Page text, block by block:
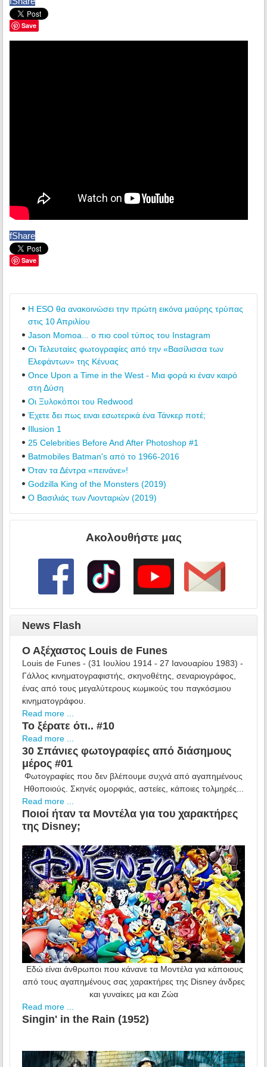
Save
fShare
Save
Η ESO θα ανακοινώσει την πρώτη εικόνα μαύρης τρύπας
στις 10 Απριλίου
Jason Momoa... ο πιο cool τύπος του Instagram
Οι Τελευταίες φωτογραφίες από την «Βασίλισσα των
Ελεφάντων» της Κένυας
Once Upon a Time in the West - Μια φορά κι έναν καιρό
στη Δύση
Οι Ξυλοκόποι του Redwood
Έχετε δει πως ειναι εσωτερικά ένα Τάνκερ ποτέ;
Illusion 1
25 Celebrities Before And After Photoshop #1
Batmobiles Batman's από το 1966-2016
Όταν τα Δέντρα «πεινάνε»!
Godzilla King of the Monsters (2019)
Ο Βασιλιάς των Λιονταριών (2019)
Ακολουθήστε μας
News Flash
Ο Αξέχαστος Louis de Funes
Louis de Funes - (31 Ιουλίου 1914 - 27 Ιανουαρίου 1983) -
Γάλλος κινηματογραφιστής, σκηνοθέτης, σεναριογράφος,
ένας από τους μεγαλύτερους κωμικούς του παγκόσμιου
κινηματογράφου.
Read more ...
Το ξέρατε ότι.. #10
Read more ...
30 Σπάνιες φωτογραφίες από διάσημους
μέρος #01
Φωτογραφίες που δεν βλέπουμε συχνά από αγαπημένους
Ηθοποιούς. Σκηνές ομορφιάς, αστείες, κάποιες τολμηρές...
Read more ...
Ποιοί ήταν τα Μοντέλα για του χαρακτήρες
της Disney;
Εδώ είναι άνθρωποι που κάνανε τα Μοντέλα για κάποιους
από τους αγαπημένους σας χαρακτήρες της Disneyάνδρες
και γυναίκες μα και Ζώα
Read more ...
Singin' in the Rain (1952)